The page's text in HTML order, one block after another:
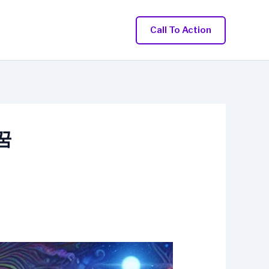
Call To Action